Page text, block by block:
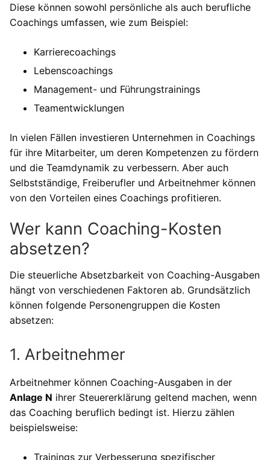
Diese können sowohl persönliche als auch berufliche
Coachings umfassen, wie zum Beispiel:
Karrierecoachings
Lebenscoachings
Management- und Führungstrainings
Teamentwicklungen
In vielen Fällen investieren Unternehmen in Coachings
für ihre Mitarbeiter, um deren Kompetenzen zu fördern
und die Teamdynamik zu verbessern. Aber auch
Selbstständige, Freiberufler und Arbeitnehmer können
von den Vorteilen eines Coachings profitieren.
Wer kann Coaching-Kosten
absetzen?
Die steuerliche Absetzbarkeit von Coaching-Ausgaben
hängt von verschiedenen Faktoren ab. Grundsätzlich
können folgende Personengruppen die Kosten
absetzen:
1. Arbeitnehmer
Arbeitnehmer können Coaching-Ausgaben in der
Anlage N ihrer Steuererklärung geltend machen, wenn
das Coaching beruflich bedingt ist. Hierzu zählen
beispielsweise:
Trainings zur Verbesserung spezifischer